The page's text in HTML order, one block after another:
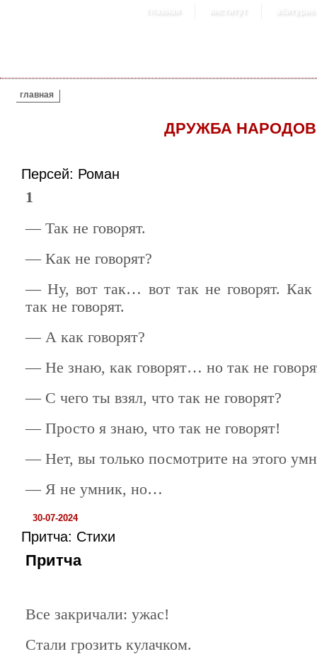
главная институт
ВЫ ЗДЕСЬ
главная
ДРУЖБА НАРОДОВ
Персей: Роман
1
— Так не говорят.
— Как не говорят?
— Ну, вот так… вот так не говорят. Как
так не говорят.
— А как говорят?
— Не знаю, как говорят… но так не
— С чего ты взял, что так не говорят?
— Просто я знаю, что так не говорят!
— Нет, вы только посмотрите на этого
— Я не умник, но…
30-07-2024
Притча: Стихи
Притча
Все закричали: ужас!
Стали грозить кулачком.